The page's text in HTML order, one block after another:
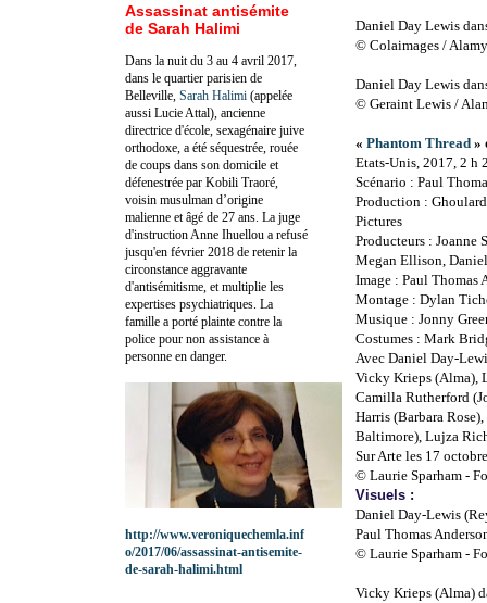
Daniel Day Lewis
© Colaimages /
Daniel Day Lewis
© Geraint Lewis /
« Phantom Thread »
Etats-Unis, 2017, 2 h
Scénario : Paul
Production :
Pictures
Producteurs : Joanne
Megan Ellison,
Image : Paul Thomas
Montage : Dylan
Musique : Jonny
Costumes : Mark
Avec Daniel Day-
Vicky Krieps (Alma),
Camilla Rutherford
Harris (Barbara
Baltimore), Lujza
Sur Arte les 17
© Laurie Sparham -
Visuels :
Daniel Day-Lewis
Paul Thomas
© Laurie Sparham -
Vicky Krieps (Alma)
Assassinat antisémite
de Sarah Halimi
Dans la nuit du 3 au 4 avril 2017,
dans le quartier parisien de
Belleville, Sarah Halimi (appelée
aussi Lucie Attal), ancienne
directrice d'école, sexagénaire juive
orthodoxe, a été séquestrée, rouée
de coups dans son domicile et
défenestrée par Kobili Traoré,
voisin musulman d’origine
malienne et âgé de 27 ans. La juge
d'instruction Anne Ihuellou a refusé
jusqu'en février 2018 de retenir la
circonstance aggravante
d'antisémitisme, et multiplie les
expertises psychiatriques. La
famille a porté plainte contre la
police pour non assistance à
personne en danger.
http://www.veroniquechemla.inf
o/2017/06/assassinat-antisemite-
de-sarah-halimi.html